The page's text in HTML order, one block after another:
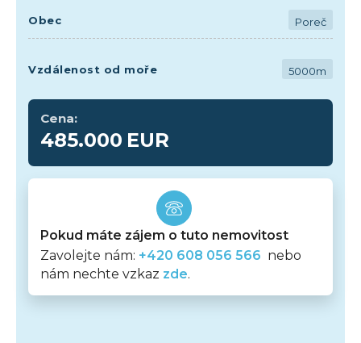
Obec Poreč
Vzdálenost od moře 5000m
Cena:
485.000 EUR
Pokud máte zájem o tuto nemovitost
Zavolejte nám: +420 608 056 566 nebo
nám nechte vzkaz zde.